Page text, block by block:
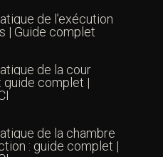
de l’exécution
| Guide complet
de la cour
guide complet |
de la chambre
: guide complet |